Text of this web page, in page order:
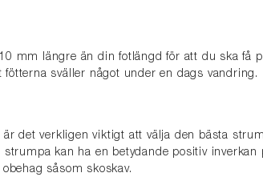
mm längre än din fotlängd för att du ska få
sväller något under en dags vandring.
det verkligen viktigt att välja den bästa
kan ha en betydande positiv inverkan
såsom skoskav.